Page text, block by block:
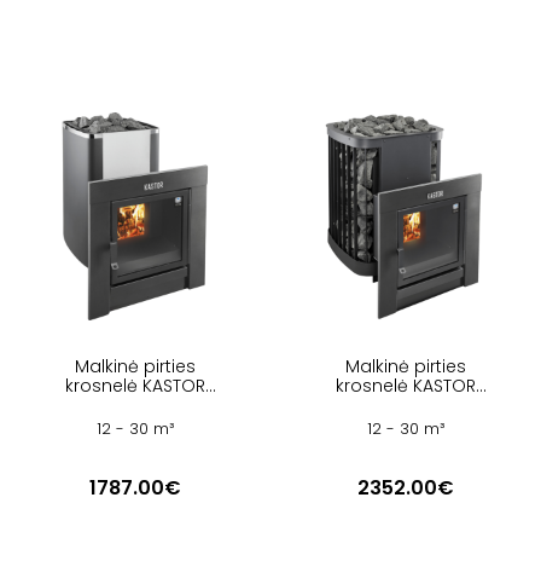
Malkinė pirties
krosnelė KASTOR
12 - 30 m³
1787.00€
Malkinė pirties
krosnelė KASTOR
12 - 30 m³
2352.00€